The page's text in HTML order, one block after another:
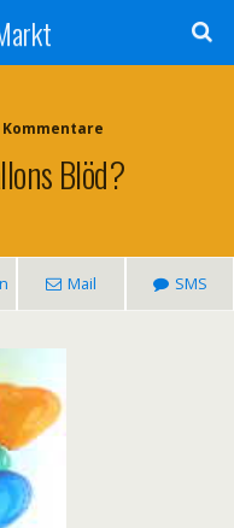
Kommentare
Blöd?
Mail SMS